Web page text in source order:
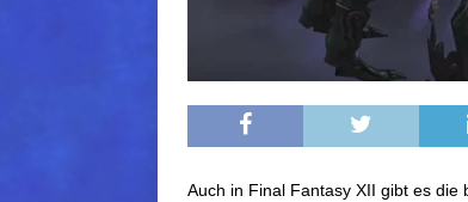
Auch in Final Fantasy XII gibt es